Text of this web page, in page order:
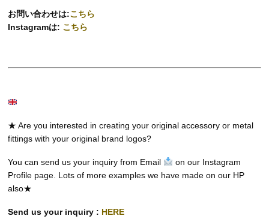
お問い合わせは:こちら
Instagramは: こちら
★ Are you interested in creating your original accessory or metal
fittings with your original brand logos?
You can send us your inquiry from Email
on our Instagram
Profile page. Lots of more examples we have made on our HP
also★
Send us your inquiry : HERE